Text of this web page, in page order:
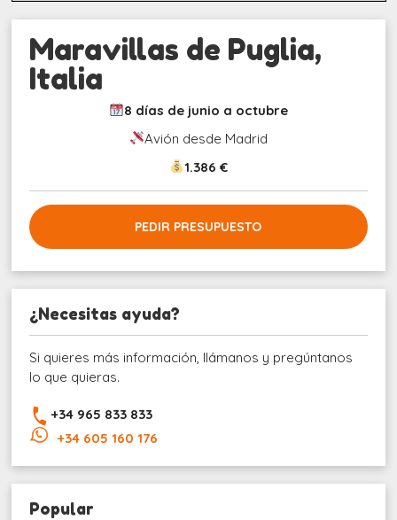
Maravillas de Puglia,
Italia
8 días de junio a octubre
Avión desde Madrid
1.386 €
PEDIR PRESUPUESTO
¿Necesitas ayuda?
Si quieres más información, llámanos y pregúntanos
lo que quieras.
+34 965 833 833
+34 605 160 176
Popular